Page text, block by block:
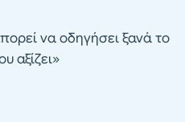
να οδηγήσει ξανά το
αξίζει»